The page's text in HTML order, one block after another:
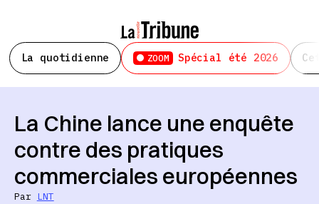
La quotidienne ZOOM Spécial été 2026
La Chine lance une enquête
contre des pratiques
commerciales européennes
Par LNT